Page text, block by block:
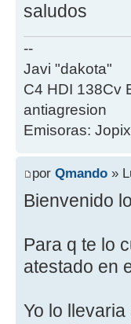
saludos
--
Javi "dakota"
C4 HDI 138Cv
antiagresion
Emisoras:
por Qmando »
Bienvenido
Para q te lo
atestado en
Yo lo